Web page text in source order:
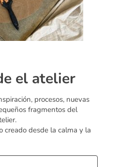
el atelier
procesos, nuevas
fragmentos del
creado desde la calma y la